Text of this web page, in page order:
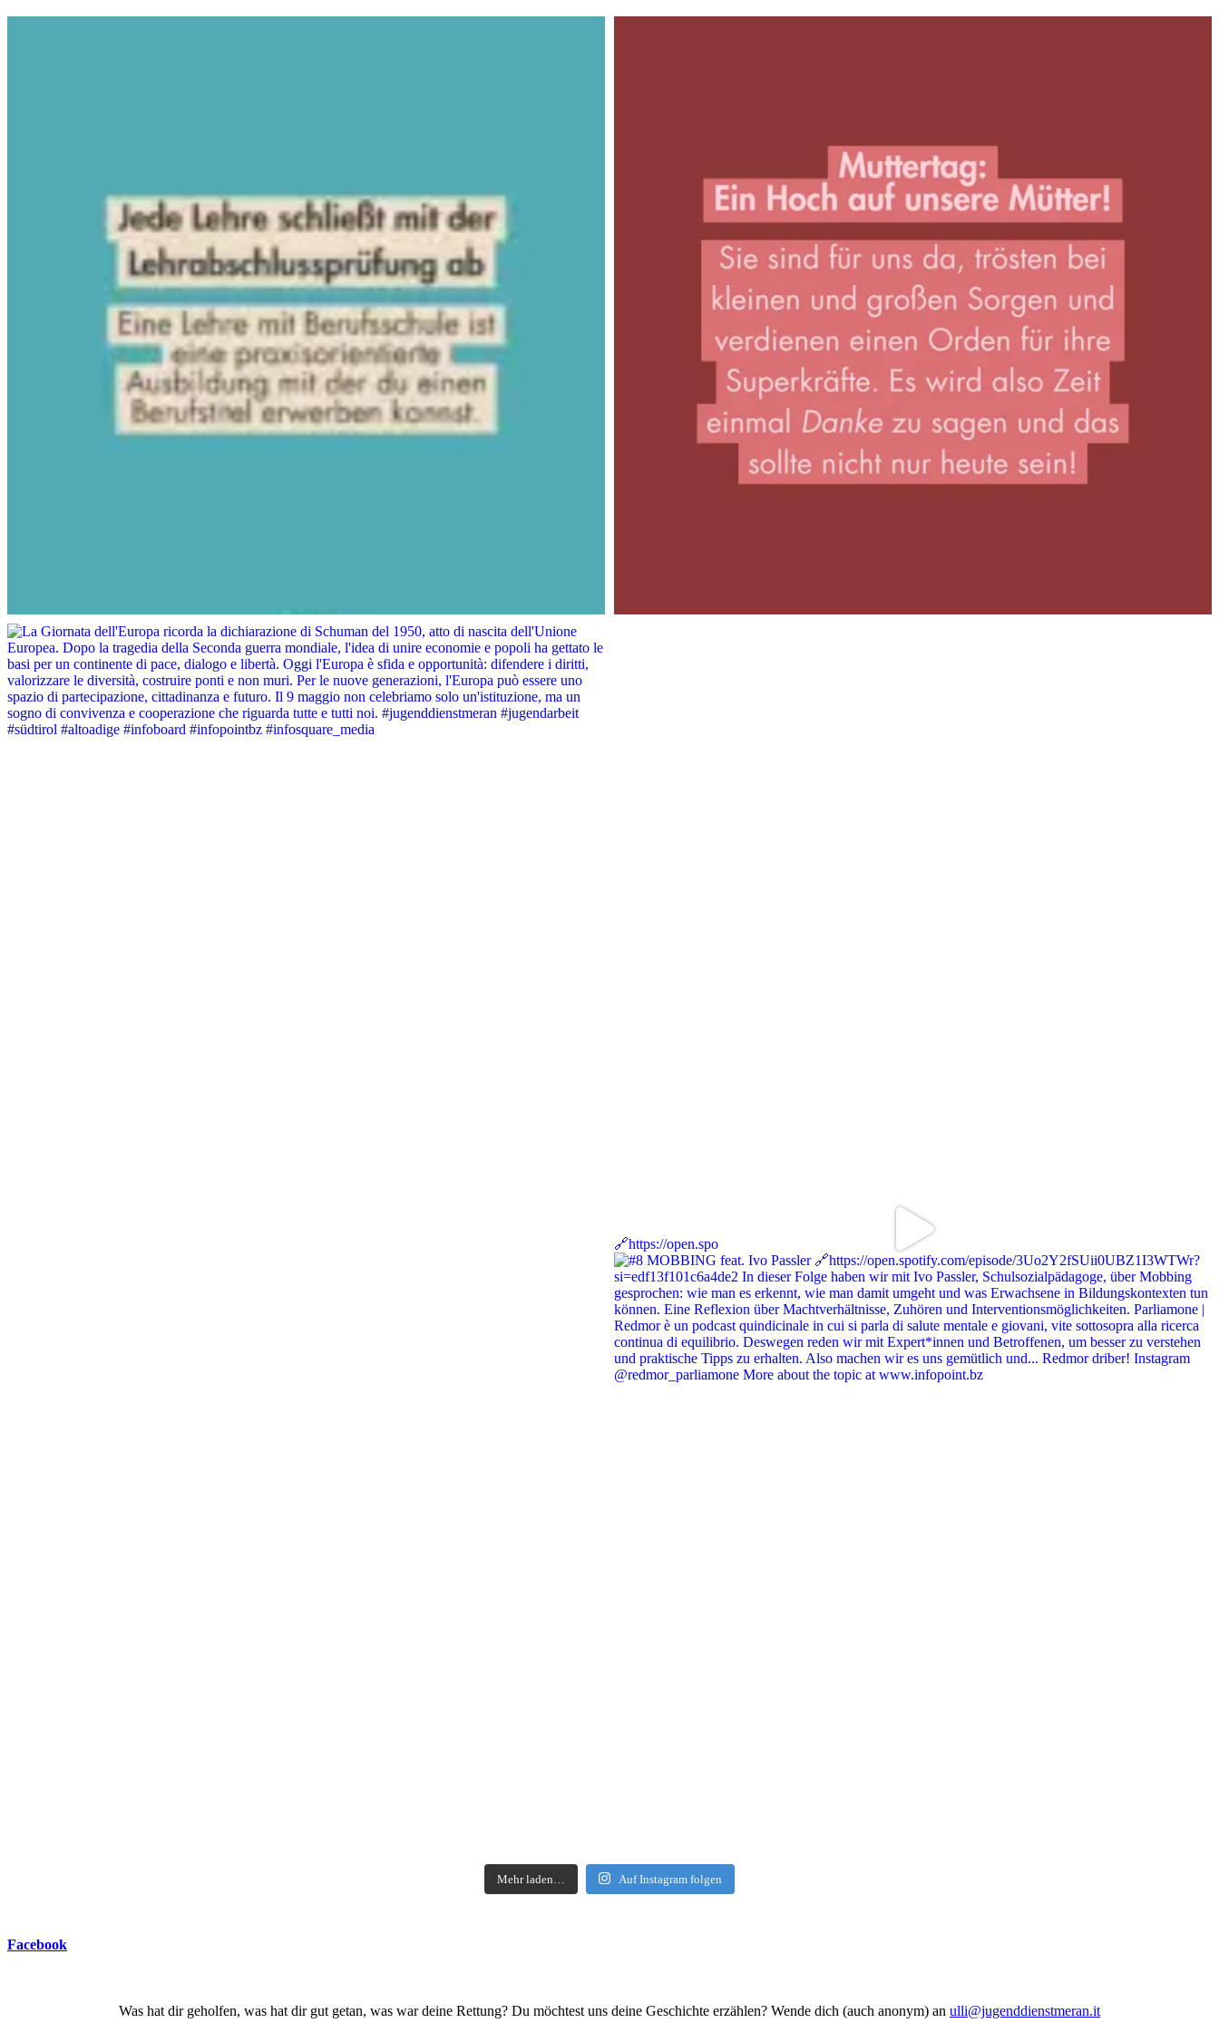
🔗https://open.spo
Mehr laden… Auf Instagram folgen
Facebook
Was hat dir geholfen, was hat dir gut getan, was war deine Rettung? Du möchtest uns deine Geschichte erzählen? Wende dich (auch anonym) an ulli@jugenddienstmeran.it